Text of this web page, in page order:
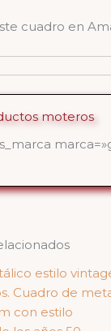
cuadro en
moteros